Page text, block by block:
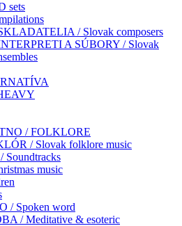
sets
/ Slovak composers
A SÚBORY / Slovak
/ FOLKLORE
/ Slovak folklore music
music
/ Spoken word
/ Meditative & esoteric